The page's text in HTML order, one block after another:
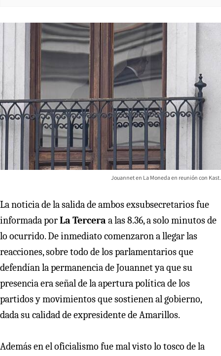
Jouannet en La Moneda en reunión con Kast.
La noticia de la salida de ambos exsubsecretarios fue
informada porLa Tercera a las 8.36, a solo minutos de
lo ocurrido. De inmediato comenzaron a llegar las
reacciones, sobre todo de los parlamentarios que
defendían la permanencia de Jouannet ya que su
presencia era señal de la apertura política de los
partidos y movimientos que sostienen al gobierno,
dada su calidad de expresidente de Amarillos.
Además en el oficialismo fue mal visto lo tosco de la